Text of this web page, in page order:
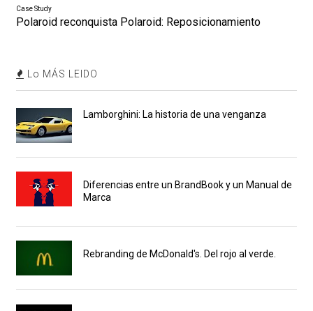
Case Study
Polaroid reconquista Polaroid: Reposicionamiento
Lo MÁS LEIDO
Lamborghini: La historia de una venganza
Diferencias entre un BrandBook y un Manual de
Marca
Rebranding de McDonald's. Del rojo al verde.